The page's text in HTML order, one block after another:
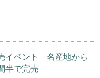
イベント 名産地から
半で完売